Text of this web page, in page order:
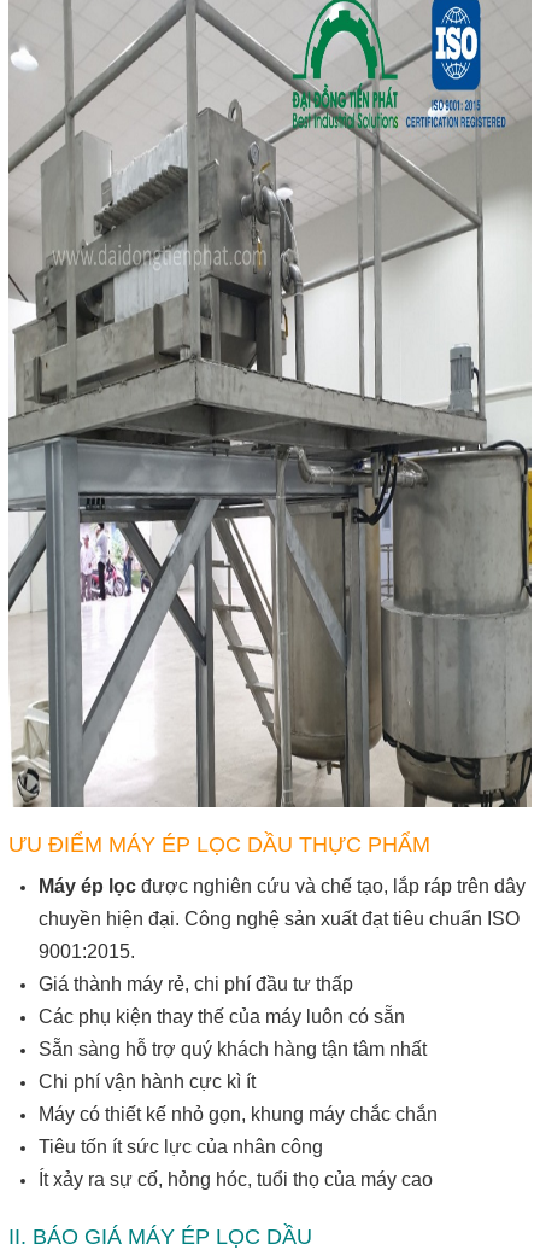
ƯU ĐIỂM MÁY ÉP LỌC DẦU THỰC PHẨM
Máy ép lọc được nghiên cứu và chế tạo, lắp ráp trên dây
chuyền hiện đại. Công nghệ sản xuất đạt tiêu chuẩn ISO
9001:2015.
Giá thành máy rẻ, chi phí đầu tư thấp
Các phụ kiện thay thế của máy luôn có sẵn
Sẵn sàng hỗ trợ quý khách hàng tận tâm nhất
Chi phí vận hành cực kì ít
Máy có thiết kế nhỏ gọn, khung máy chắc chắn
Tiêu tốn ít sức lực của nhân công
Ít xảy ra sự cố, hỏng hóc, tuổi thọ của máy cao
II. BÁO GIÁ MÁY ÉP LỌC DẦU